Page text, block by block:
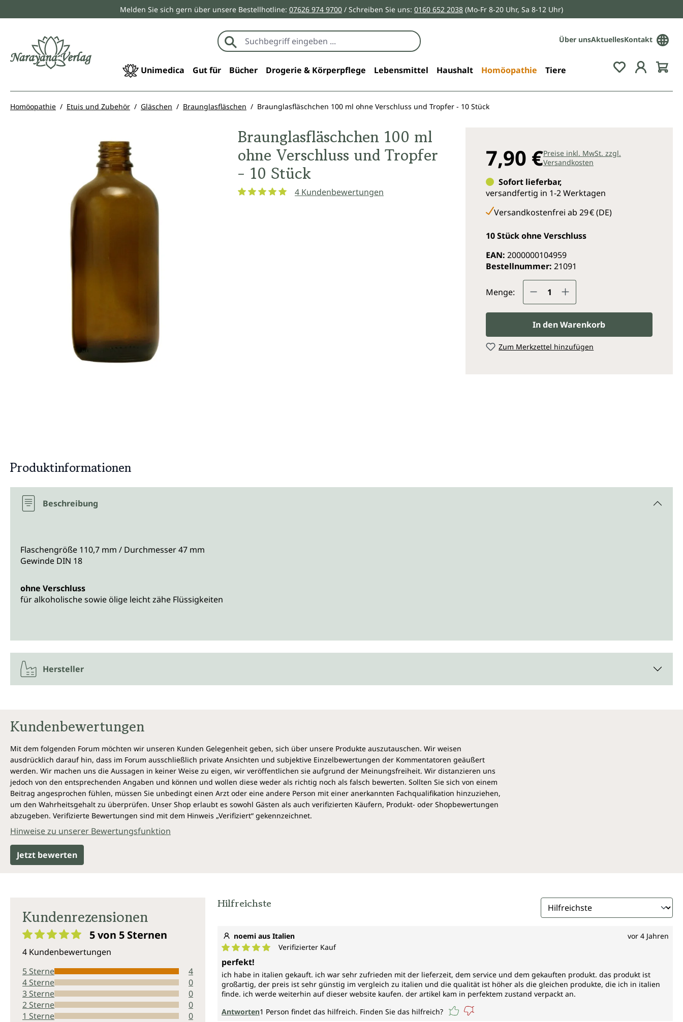
Zur Hauptnavigation springenMelden Sie sich gern über unsere Bestellhotline: 07626 974 9700 / Schreiben Sie uns: 0160 652 2038 (Mo-Fr 8-20 Uhr, Sa 8-12 Uhr)
Über unsAktuellesKontakt
Unimedica Gut für Bücher Drogerie & Körperpflege Lebensmittel Haushalt Homöopathie Tiere Du hast 0
Homöopathie Etuis und Zubehör Gläschen Braunglasfläschen Braunglasfläschchen 100 ml ohne Verschluss und Tropfer - 10 Stück
Braunglasfläschchen 100 ml
ohne Verschluss und Tropfer
- 10 Stück
4 Kundenbewertungen
7,90 €Preise inkl. MwSt. zzgl.
Versandkosten
Sofort lieferbar,
versandfertig in 1-2 Werktagen
Versandkostenfrei ab 29 € (DE)
10 Stück ohne Verschluss
EAN: 2000000104959
Bestellnummer: 21091
Menge: Produkt Anzahl: Gib den
In den Warenkorb
Zum Merkzettel hinzufügen
Produktinformationen
Beschreibung
Flaschengröße 110,7 mm / Durchmesser 47 mm
Gewinde DIN 18
ohne Verschluss
für alkoholische sowie ölige leicht zähe Flüssigkeiten
Hersteller
Kundenbewertungen
Mit dem folgenden Forum möchten wir unseren Kunden Gelegenheit geben, sich über unsere Produkte auszutauschen. Wir weisen
ausdrücklich darauf hin, dass im Forum ausschließlich private Ansichten und subjektive Einzelbewertungen der Kommentatoren geäußert
werden. Wir machen uns die Aussagen in keiner Weise zu eigen, wir veröffentlichen sie aufgrund der Meinungsfreiheit. Wir distanzieren uns
jedoch von den entsprechenden Angaben und können und wollen diese weder als richtig noch als falsch bewerten. Sollten Sie sich von einem
Beitrag angesprochen fühlen, müssen Sie unbedingt einen Arzt oder eine andere Person mit einer anerkannten Fachqualifikation hinzuziehen,
um den Wahrheitsgehalt zu überprüfen. Unser Shop erlaubt es sowohl Gästen als auch verifizierten Käufern, Produkt- oder Shopbewertungen
abzugeben. Verifizierte Bewertungen sind mit dem Hinweis „Verifiziert“ gekennzeichnet.
Hinweise zu unserer Bewertungsfunktion
Jetzt bewerten
Kundenrezensionen
5 von 5 Sternen
4 Kundenbewertungen
5 Sterne
4
4 Sterne
0
3 Sterne
0
2 Sterne
0
1 Sterne
0
Hilfreichste
noemi aus Italien vor 4 Jahren
Durchschnittliche Bewertung von 5 von 5 Sternen
Verifizierter Kauf
perfekt!
ich habe in italien gekauft. ich war sehr zufrieden mit der lieferzeit, dem service und dem gekauften produkt. das produkt ist
großartig, der preis ist sehr günstig im vergleich zu italien und die qualität ist höher als die gleichen produkte, die ich in italien
finde. ich werde weiterhin auf dieser website kaufen. der artikel kam in perfektem zustand verpackt an.
Antworten1 Person findet das hilfreich. Finden Sie das hilfreich?